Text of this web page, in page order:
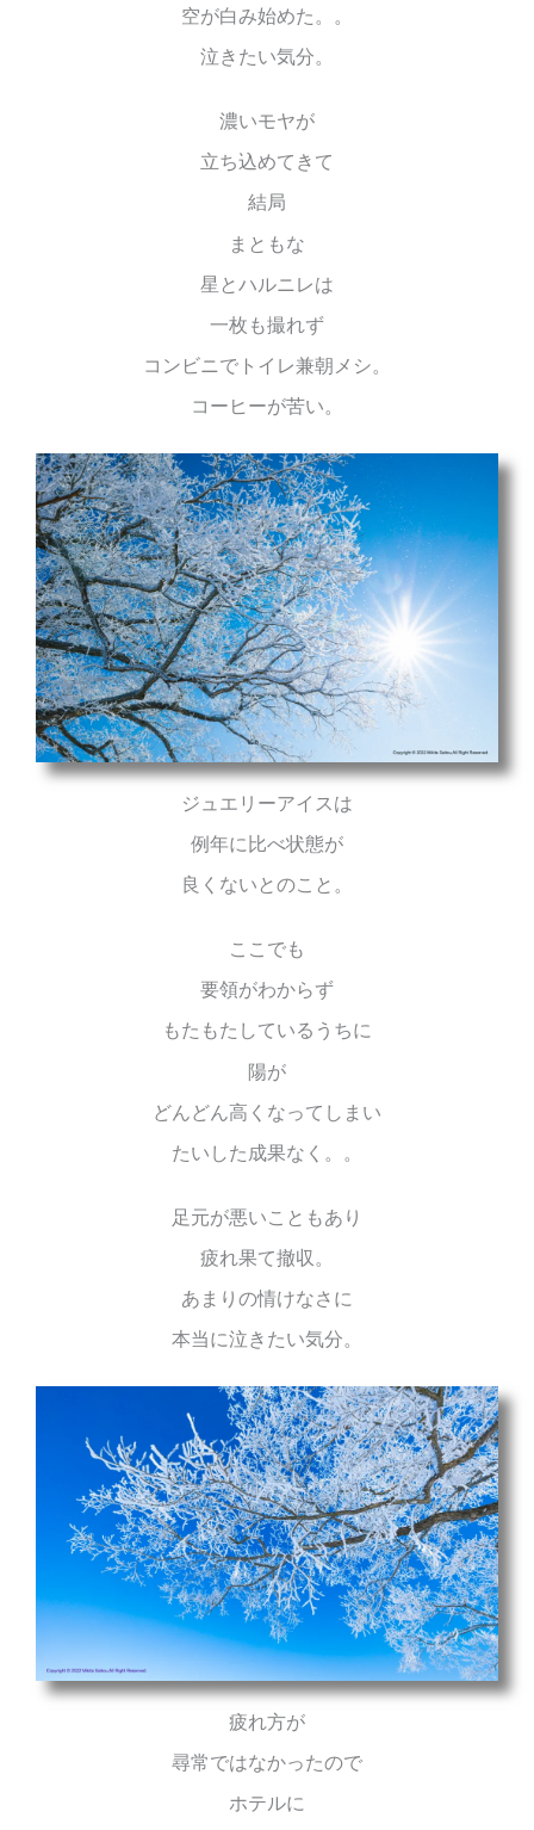
空が白み始めた。。
泣きたい気分。
濃いモヤが
立ち込めてきて
結局
まともな
星とハルニレは
一枚も撮れず
コンビニでトイレ兼朝メシ。
コーヒーが苦い。
ジュエリーアイスは
例年に比べ状態が
良くないとのこと。
ここでも
要領がわからず
もたもたしているうちに
陽が
どんどん高くなってしまい
たいした成果なく。。
足元が悪いこともあり
疲れ果て撤収。
あまりの情けなさに
本当に泣きたい気分。
疲れ方が
尋常ではなかったので
ホテルに